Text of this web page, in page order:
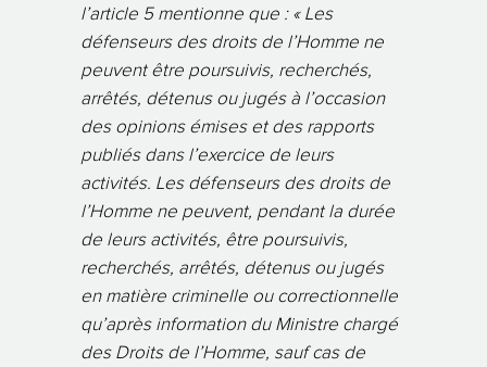
l’article 5 mentionne que : « Les
défenseurs des droits de l’Homme ne
peuvent être poursuivis, recherchés,
arrêtés, détenus ou jugés à l’occasion
des opinions émises et des rapports
publiés dans l’exercice de leurs
activités. Les défenseurs des droits de
l’Homme ne peuvent, pendant la durée
de leurs activités, être poursuivis,
recherchés, arrêtés, détenus ou jugés
en matière criminelle ou correctionnelle
qu’après information du Ministre chargé
des Droits de l’Homme, sauf cas de